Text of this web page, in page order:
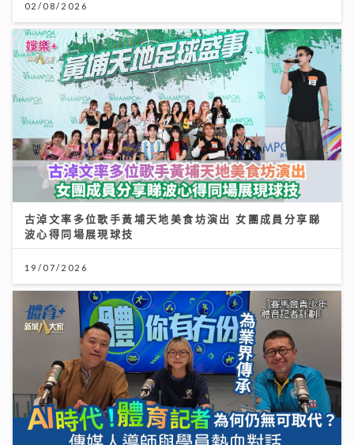
02/08/2026
古淖文率多位歌手黃埔天地美食坊演出 女團成員分享睇
波心得同場展現球技
19/07/2026